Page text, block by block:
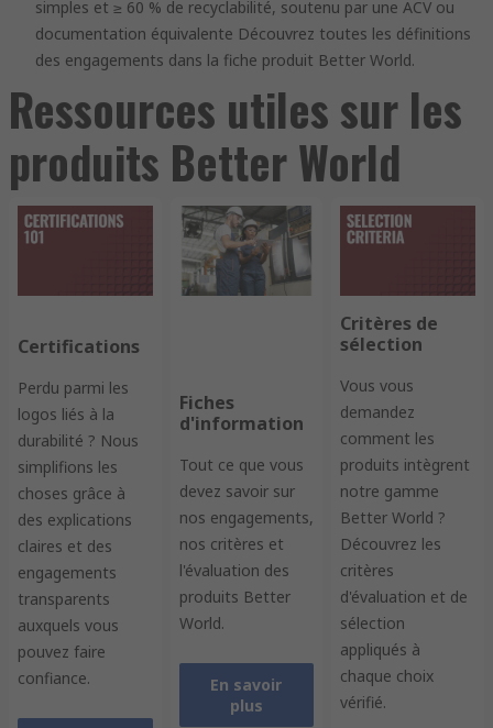
simples et ≥ 60 % de recyclabilité, soutenu par une ACV ou
documentation équivalente Découvrez toutes les définitions
des engagements dans la fiche produit Better World.
Ressources utiles sur les
produits Better World
Certifications
Perdu parmi les
logos liés à la
durabilité ? Nous
simplifions les
choses grâce à
des explications
claires et des
engagements
transparents
auxquels vous
pouvez faire
confiance.
Fiches
d'information
Tout ce que vous
devez savoir sur
nos engagements,
nos critères et
l'évaluation des
produits Better
World.
En savoir
plus
Critères de
sélection
Vous vous
demandez
comment les
produits intègrent
notre gamme
Better World ?
Découvrez les
critères
d'évaluation et de
sélection
appliqués à
chaque choix
vérifié.